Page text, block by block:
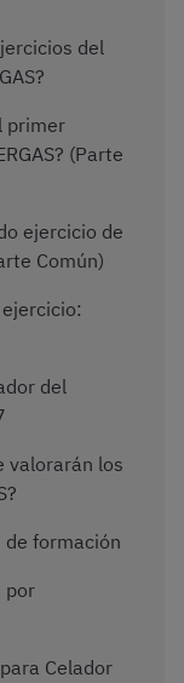
del
primer
(Parte
ejercicio de
Común)
del
valorarán los
formación
por
Celador